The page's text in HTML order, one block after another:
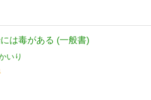
は毒がある (一般書)
いり